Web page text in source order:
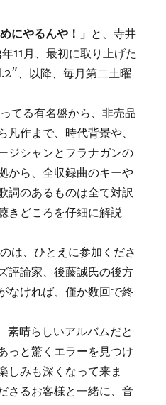
にやるんや！」 と、寺井
11月、最初に取り上げた
、以降、毎月第二土曜
てる有名盤から、非売品
作まで、時代背景や、
ジシャンとフラナガンの
から、全収録曲のキーや
詞のあるものは全て対訳
きどころを仔細に解説
は、ひとえに参加くださ
評論家、後藤誠氏の後方
なければ、僅か数回で終
素晴らしいアルバムだと
っと驚くエラーを見つけ
しみも深くなって来ま
さるお客様と一緒に、音